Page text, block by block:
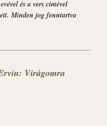
és a vers címével
Minden jog fenntartva
Virágomra